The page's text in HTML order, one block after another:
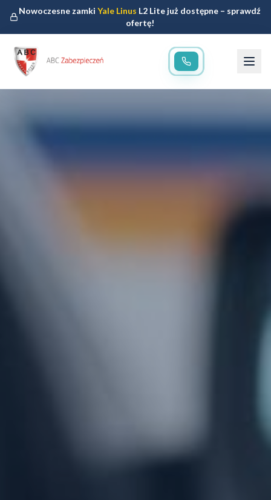
Nowoczesne zamkiYale Linus L2 Lite już dostępne – sprawdź
ofertę!